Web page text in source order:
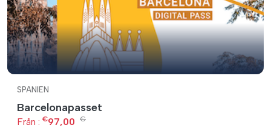
SPANIEN
Barcelonapasset
Från : €97,00 €